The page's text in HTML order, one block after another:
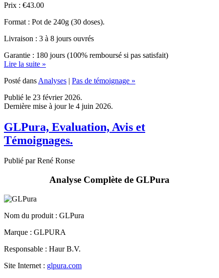
Format : Pot de 240g (30 doses).
Livraison : 3 à 8 jours ouvrés
Garantie : 180 jours (100% remboursé si pas satisfait)
Posté dansAnalyses
Publié le 23 février 2026.
GLPura, Evaluation, Avis et
Témoignages.
Publié par René Ronse
Analyse Complète de GLPura
Nom du produit :
Marque : GLPURA
Responsable : Haur B.V.
Site Internet : glpura.com
Langue : Français